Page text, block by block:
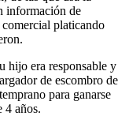
información de
comercial platicando
hijo era responsable y
de escombro de
para ganarse
4 años.